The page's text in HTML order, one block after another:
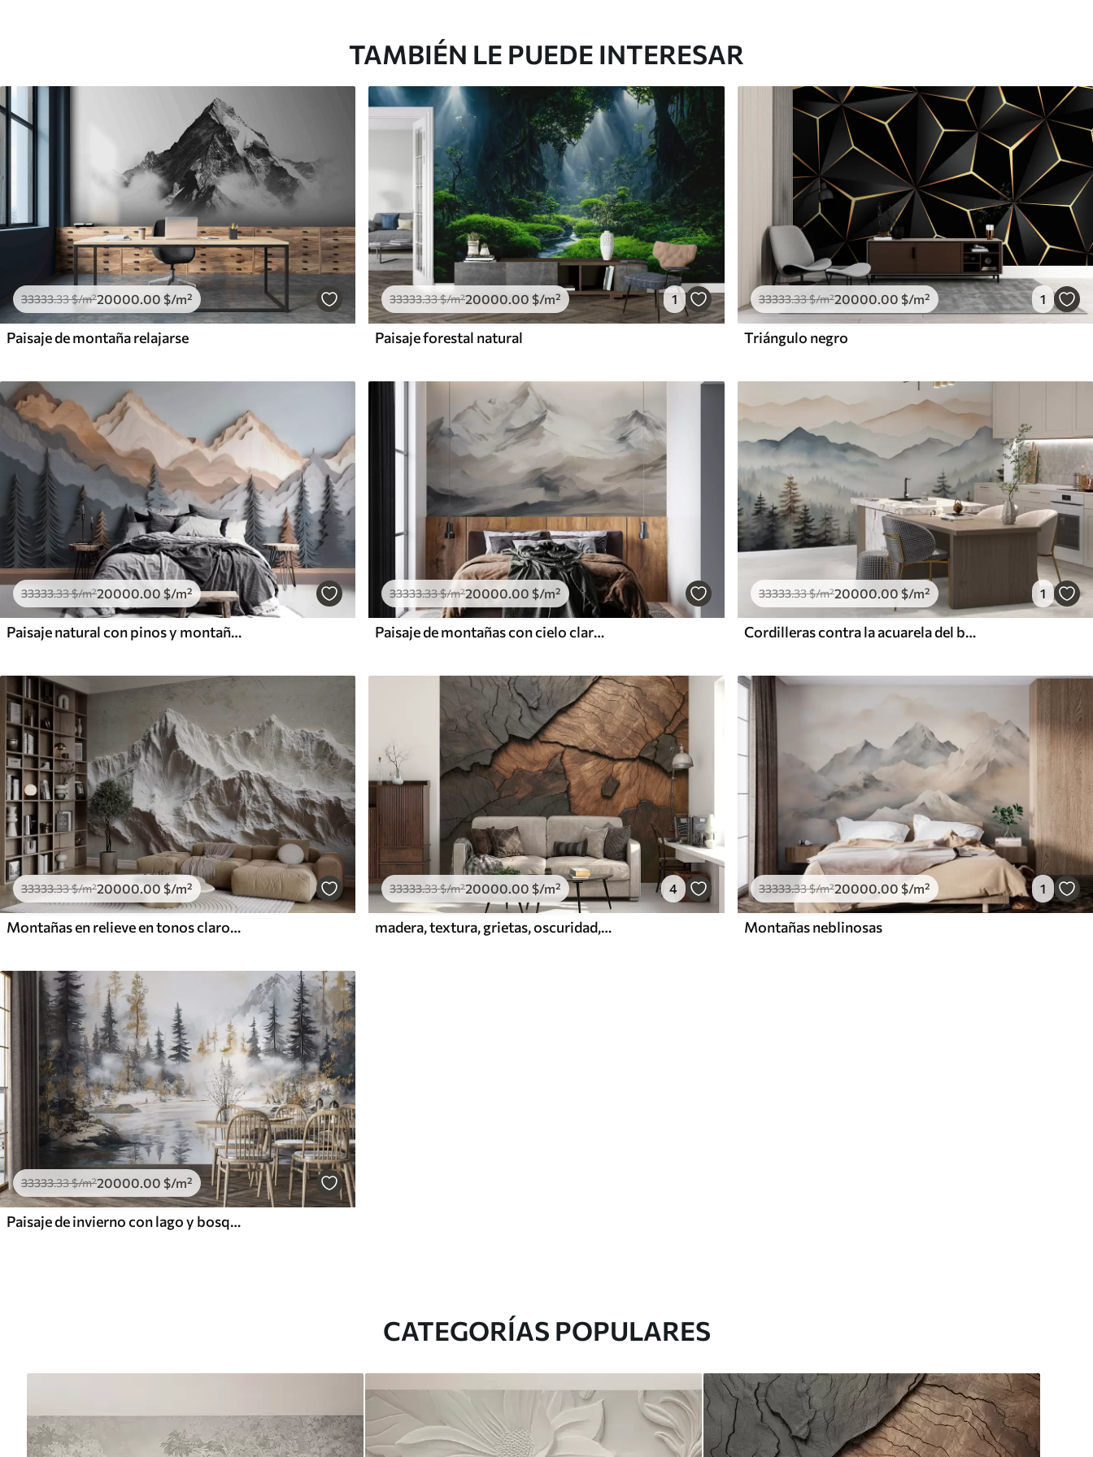
TAMBIÉN LE PUEDE INTERESAR
33333.33$/m²20000 .00 $/m²
Paisaje de montaña relajarse
33333.33$/m²20000 .00 $/m² 1
Paisaje forestal natural
33333.33$/m²20000 .00 $/m² 1
Triángulo negro
33333.33$/m²20000.00 $/m²
Paisaje natural con pinos y montañas, en estilo de madera tallada
33333.33$/m²20000.00 $/m²
Paisaje de montañas con cielo claro, pinceladas, colores neutros beige y gris, cordillera
33333.33$/m²20000.00 $/m² 1
Cordilleras contra la acuarela del bosque
33333.33$/m²20000 .00$/m²
Montañas en relieve en tonos claros con textura
33333.33$/m²20000 .00 $/m² 4
madera, textura, grietas, oscuridad, corteza, superficie
33333.33$/m²20000 .00 $/m² 1
Montañas neblinosas
33333.33$/m²20000.00 $/m²
Paisaje de invierno con lago y bosque, montañas, darwing estilo pastel
CATEGORÍAS POPULARES